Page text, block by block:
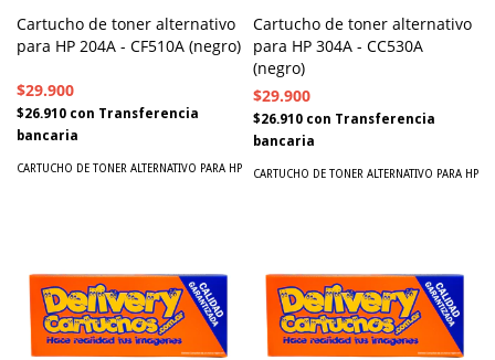
Cartucho de toner alternativo
para HP 204A - CF510A (negro)
$29.900
$26.910 con Transferencia
bancaria
CARTUCHO DE TONER ALTERNATIVO PARA HP
Cartucho de toner alternativo
para HP 304A - CC530A
(negro)
$29.900
$26.910 con Transferencia
bancaria
CARTUCHO DE TONER ALTERNATIVO PARA HP